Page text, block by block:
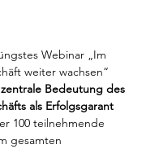
Webinar „Im
weiter wachsen“
zentrale Bedeutung des
als Erfolgsgarant
100 teilnehmende
gesamten